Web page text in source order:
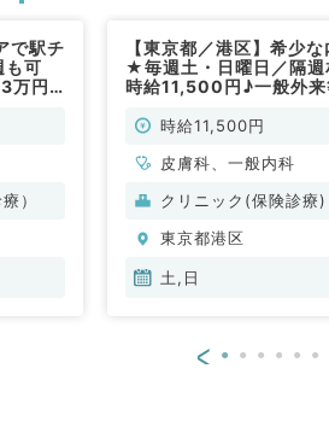
で駅チ
可
万円
）
【東京都／港区】希少
★毎週土・日曜日／隔
時給11,500円♪一般外来
般内科・⽪膚科／非常勤
時給11,500円
皮膚科、一般内科
クリニック(保険診療)
東京都港区
土,日
<